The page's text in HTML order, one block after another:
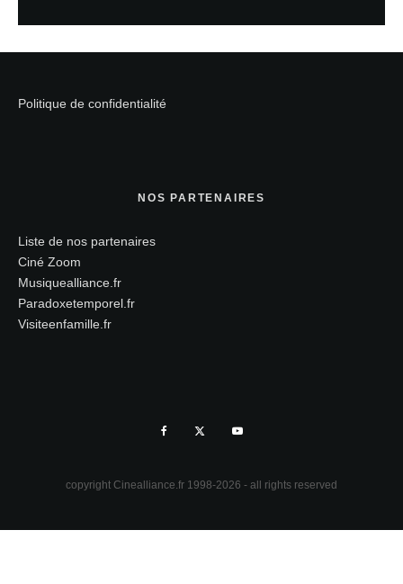
Politique de confidentialité
NOS PARTENAIRES
Liste de nos partenaires
Ciné Zoom
Musiquealliance.fr
Paradoxetemporel.fr
Visiteenfamille.fr
copyright Cinealliance.fr 1998-2026 - all rights reserved